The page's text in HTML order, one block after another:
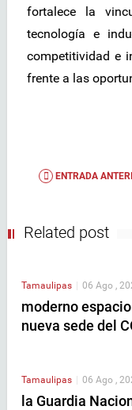
fortalece la
tecnología e
competitividad e
frente a las
ENTRADA
Related post
Tamaulipas 06 Ago ,
moderno
nueva sede del
Tamaulipas | 06 Ago ,
la Guardia